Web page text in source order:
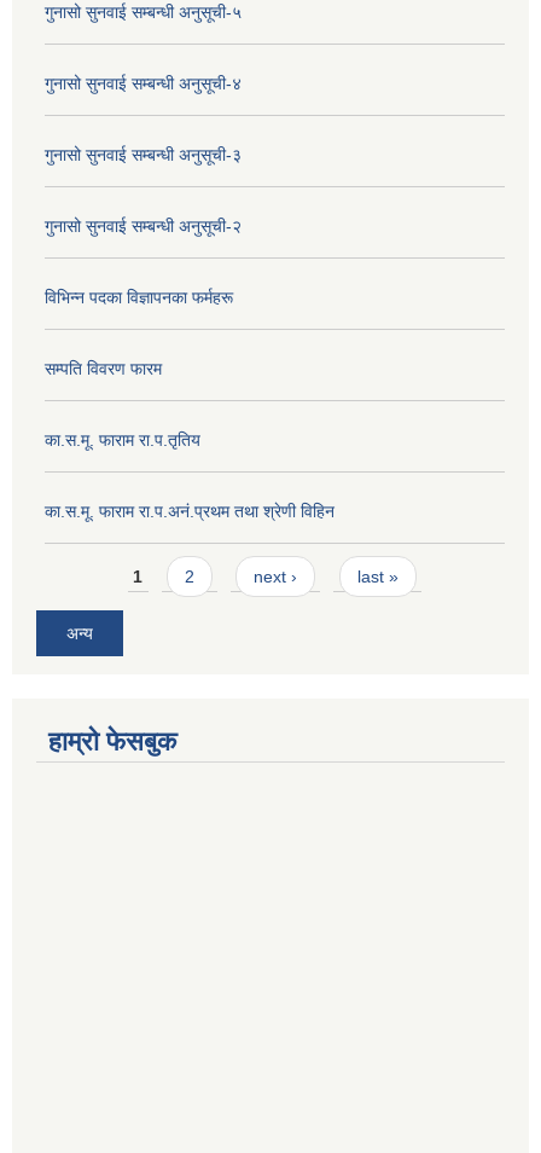
गुनासो सुनवाई सम्बन्धी अनुसूची-५
गुनासो सुनवाई सम्बन्धी अनुसूची-४
गुनासो सुनवाई सम्बन्धी अनुसूची-३
गुनासो सुनवाई सम्बन्धी अनुसूची-२
विभिन्न पदका विज्ञापनका फर्महरू
सम्पति विवरण फारम
का.स.मू. फाराम रा.प.तृतिय
का.स.मू. फाराम रा.प.अनं.प्रथम तथा श्रेणी विहिन
Pages1 2 next › last »
अन्य
हाम्रो फेसबुक